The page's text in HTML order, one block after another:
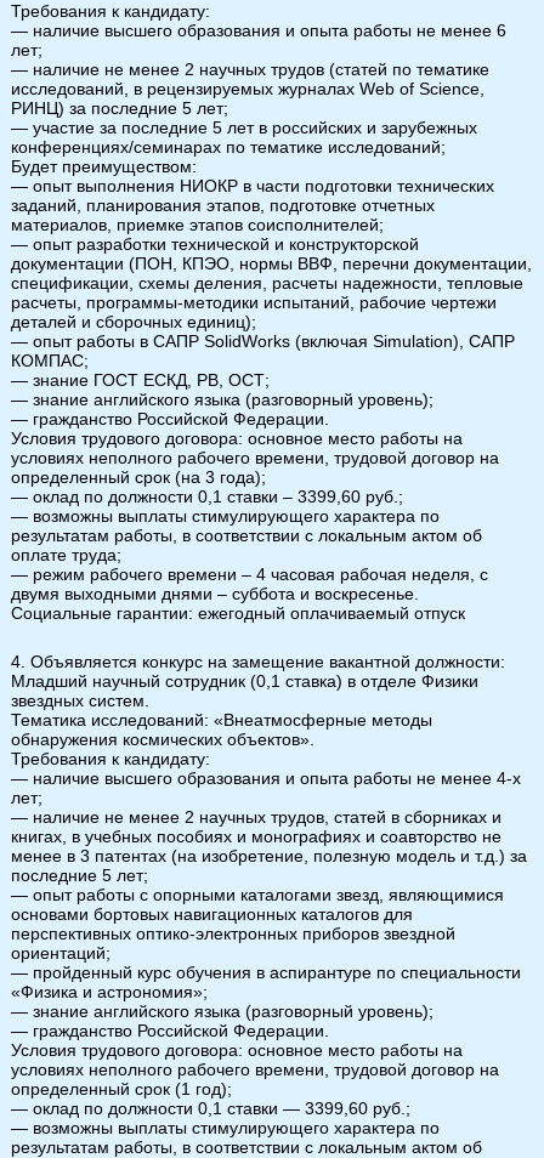
Требования к кандидату:
— наличие высшего образования и опыта работы не менее 6
лет;
— наличие не менее 2 научных трудов (статей по тематике
исследований, в рецензируемых журналах Web of Science,
РИНЦ) за последние 5 лет;
— участие за последние 5 лет в российских и зарубежных
конференциях/семинарах по тематике исследований;
Будет преимуществом:
— опыт выполнения НИОКР в части подготовки технических
заданий, планирования этапов, подготовке отчетных
материалов, приемке этапов соисполнителей;
— опыт разработки технической и конструкторской
документации (ПОН, КПЭО, нормы ВВФ, перечни документации,
спецификации, схемы деления, расчеты надежности, тепловые
расчеты, программы-методики испытаний, рабочие чертежи
деталей и сборочных единиц);
— опыт работы в САПР SolidWorks (включая Simulation), САПР
КОМПАС;
— знание ГОСТ ЕСКД, РВ, ОСТ;
— знание английского языка (разговорный уровень);
— гражданство Российской Федерации.
Условия трудового договора: основное место работы на
условиях неполного рабочего времени, трудовой договор на
определенный срок (на 3 года);
— оклад по должности 0,1 ставки – 3399,60 руб.;
— возможны выплаты стимулирующего характера по
результатам работы, в соответствии с локальным актом об
оплате труда;
— режим рабочего времени – 4 часовая рабочая неделя, с
двумя выходными днями – суббота и воскресенье.
Социальные гарантии: ежегодный оплачиваемый отпуск
4. Объявляется конкурс на замещение вакантной должности:
Младший научный сотрудник (0,1 ставка) в отделе Физики
звездных систем.
Тематика исследований: «Внеатмосферные методы
обнаружения космических объектов».
Требования к кандидату:
— наличие высшего образования и опыта работы не менее 4-х
лет;
— наличие не менее 2 научных трудов, статей в сборниках и
книгах, в учебных пособиях и монографиях и соавторство не
менее в 3 патентах (на изобретение, полезную модель и т.д.) за
последние 5 лет;
— опыт работы с опорными каталогами звезд, являющимися
основами бортовых навигационных каталогов для
перспективных оптико-электронных приборов звездной
ориентаций;
— пройденный курс обучения в аспирантуре по специальности
«Физика и астрономия»;
— знание английского языка (разговорный уровень);
— гражданство Российской Федерации.
Условия трудового договора: основное место работы на
условиях неполного рабочего времени, трудовой договор на
определенный срок (1 год);
— оклад по должности 0,1 ставки — 3399,60 руб.;
— возможны выплаты стимулирующего характера по
результатам работы, в соответствии с локальным актом об